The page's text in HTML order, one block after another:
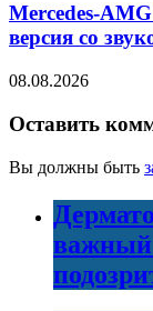
Mercedes-
версия со
08.08.2026
Оставить
Вы должны быть
важный